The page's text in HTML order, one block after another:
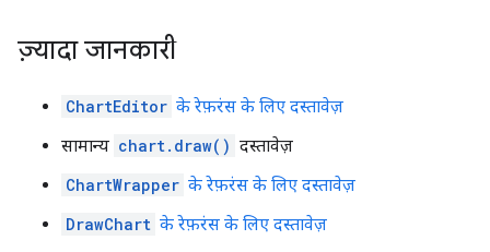
ज़्यादा जानकारी
ChartEditor के रेफ़रंस के लिए दस्तावेज़
सामान्य chart.draw() दस्तावेज़
ChartWrapper के रेफ़रंस के लिए दस्तावेज़
DrawChart के रेफ़रंस के लिए दस्तावेज़